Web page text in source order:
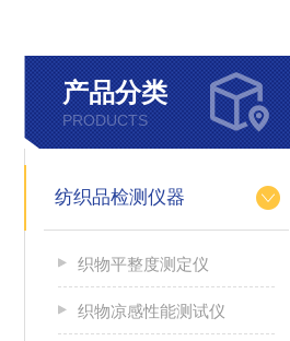
产品分类
PRODUCTS
纺织品检测仪器
织物平整度测定仪
织物凉感性能测试仪